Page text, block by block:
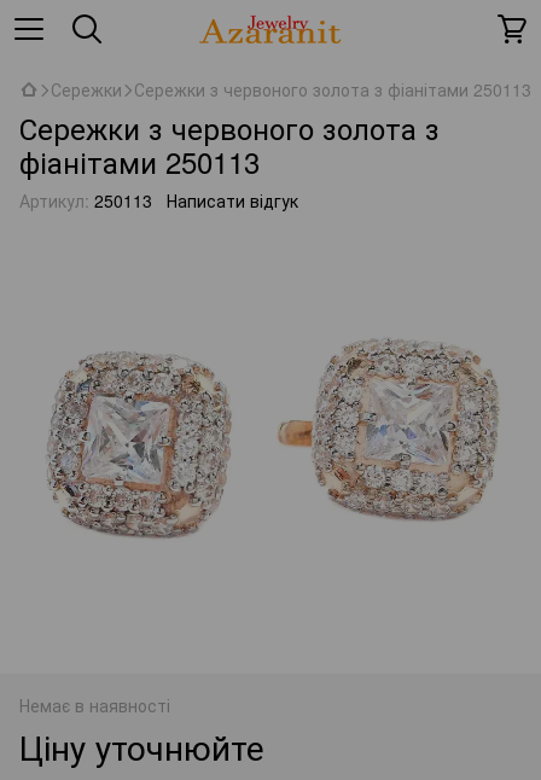
Сережки Сережки з червоного золота з фіанітами 250113
Сережки з червоного золота з
фіанітами 250113
Артикул: 250113 Написати відгук
Немає в наявності
Ціну уточнюйте